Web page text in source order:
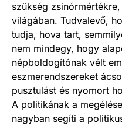
szükség
világában. Tudvalevő,
tudja, hova tart,
nem mindegy, hogy
népboldogítónak vélt
eszmerendszereket
pusztulást és nyomort
A politikának a
nagyban segíti a